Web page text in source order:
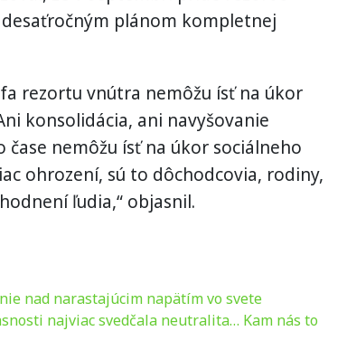
plánom kompletnej
rezortu vnútra nemôžu ísť na úkor
konsolidácia, ani navyšovanie
nemôžu ísť na úkor sociálneho
ohrození, sú to dôchodcovia, rodiny,
ľudia,“ objasnil.
nad narastajúcim napätím vo svete
najviac svedčala neutralita… Kam nás to